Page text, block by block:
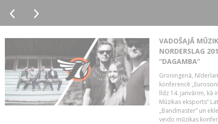
VADOŠAJĀ
NORDERSLAG
“DAGAMBA”
Groningenā,
konferencē
līdz 14. janvārim, kā
Mūzikas eksports”
„Bandmaster” un
veido mūzikas